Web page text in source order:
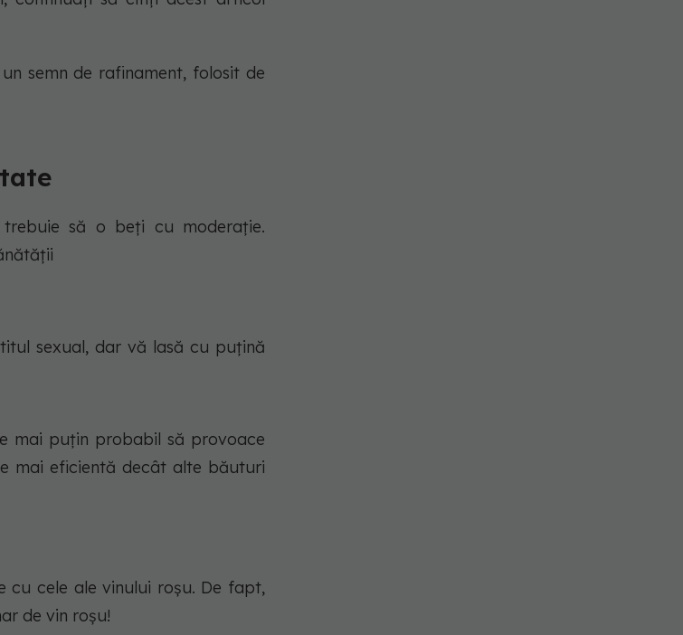
semn de rafinament, folosit de
să o beți cu moderație.
sexual, dar vă lasă cu puțină
mai puțin probabil să provoace
mai eficientă decât alte băuturi
cu cele ale vinului roșu. De fapt,
de vin roșu!